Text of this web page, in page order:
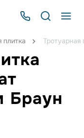
плитка
Браун